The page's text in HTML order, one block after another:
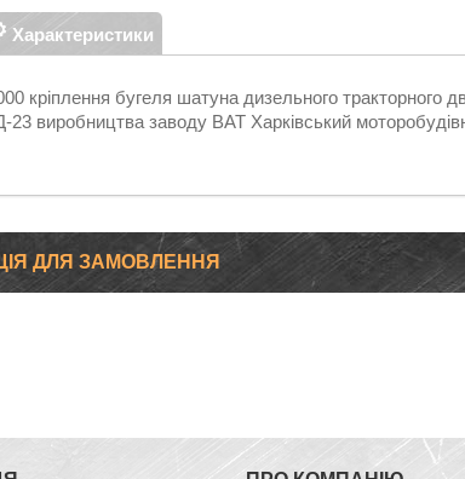
Характеристики
кріплення бугеля шатуна дизельного
виробництва заводу ВАТ Харківський
ДЛЯ ЗАМОВЛЕННЯ